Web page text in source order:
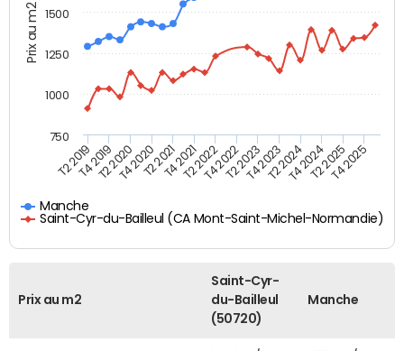
Prix au m2
Manche
Saint-Cyr-du-Bailleul (CA Mont-Saint-Michel-Normandie)
T2 2019T4 2019T2 2020T4 2020T2 2021T4 2021T2 2022T4 2022T2 2023T4 2023T2 2024T4 2024T2 2025T4 2025
750
1000
1250
1500
Prix au m2
Saint-Cyr-
du-Bailleul
(50720)
Manche